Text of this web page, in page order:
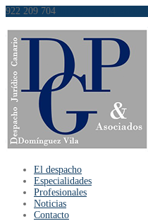
922 209 704
El despacho
Especialidades
Profesionales
Noticias
Contacto